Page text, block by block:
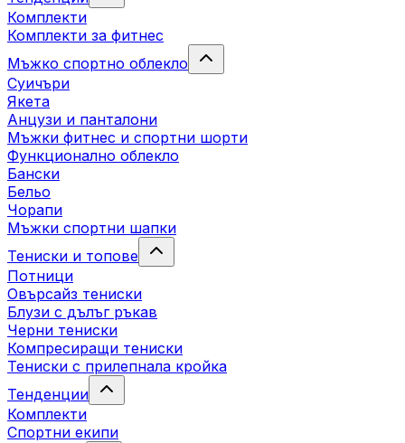
Комплекти
Комплекти за фитнес
Мъжко спортно облекло
Суичъри
Якета
Aнцузи и панталони
Mъжки фитнес и спортни шорти
Функционално облекло
Бански
Бельо
Чорапи
Mъжки спортни шапки
Тениски и топове
Потници
Овърсайз тениски
Блузи с дълъг ръкав
Черни тениски
Компресиращи тениски
Тениски с прилепнала кройка
Тенденции
Комплекти
Спортни екипи